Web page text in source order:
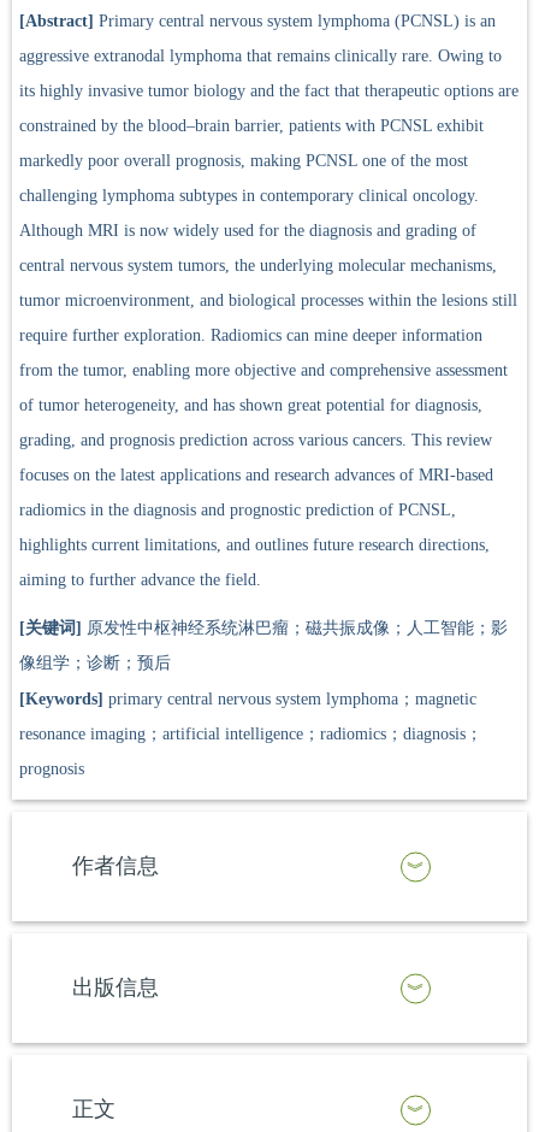
[Abstract] Primary central nervous system lymphoma (PCNSL) is an
aggressive extranodal lymphoma that remains clinically rare. Owing to
its highly invasive tumor biology and the fact that therapeutic options are
constrained by the blood–brain barrier, patients with PCNSL exhibit
markedly poor overall prognosis, making PCNSL one of the most
challenging lymphoma subtypes in contemporary clinical oncology.
Although MRI is now widely used for the diagnosis and grading of
central nervous system tumors, the underlying molecular mechanisms,
tumor microenvironment, and biological processes within the lesions still
require further exploration. Radiomics can mine deeper information
from the tumor, enabling more objective and comprehensive assessment
of tumor heterogeneity, and has shown great potential for diagnosis,
grading, and prognosis prediction across various cancers. This review
focuses on the latest applications and research advances of MRI-based
radiomics in the diagnosis and prognostic prediction of PCNSL,
highlights current limitations, and outlines future research directions,
aiming to further advance the field.
[关键词] 原发性中枢神经系统淋巴瘤；磁共振成像；人工智能；影
像组学；诊断；预后
[Keywords] primary central nervous system lymphoma；magnetic
resonance imaging；artificial intelligence；radiomics；diagnosis；
prognosis
作者信息
出版信息
正文